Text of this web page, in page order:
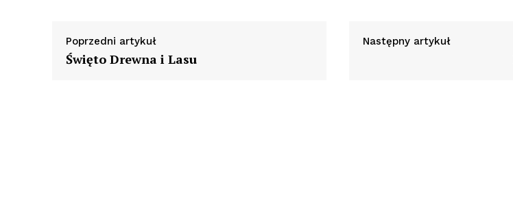
Poprzedni artykuł
Święto Drewna i Lasu
Następny artykuł